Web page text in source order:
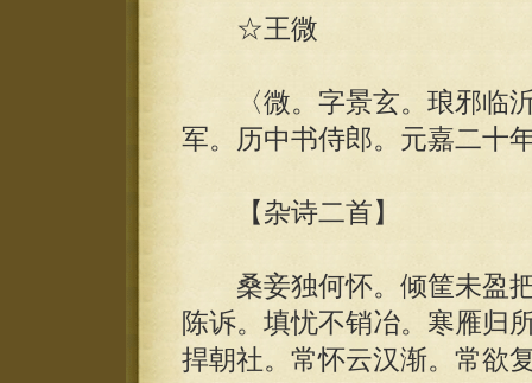
☆王微
〈微。字景玄。琅邪临沂
军。历中书侍郎。元嘉二十
【杂诗二首】
桑妾独何怀。倾筐未盈把
陈诉。填忧不销冶。寒雁归
捍朝社。常怀云汉渐。常欲